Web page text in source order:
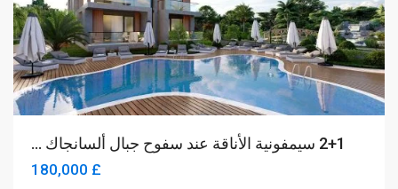
2+1 سيمفونية الأناقة عند سفوح جبال ألسانجاك ...
£ 180,000